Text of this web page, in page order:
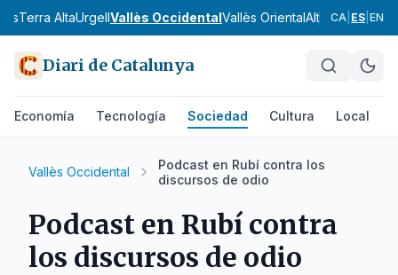
Terra AltaUrgellVallès OccidentalVallès OrientalAlt CampAlt
CA ES EN
Diari de Catalunya
Economía Tecnología Sociedad Cultura Local
Vallès Occidental
Podcast en Rubí contra los
discursos de odio
Podcast en Rubí contra
los discursos de odio